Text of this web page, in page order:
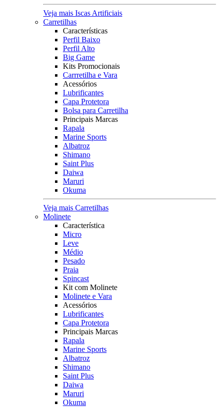
Veja mais Iscas Artificiais
Carretilhas
Características
Perfil Baixo
Perfil Alto
Big Game
Kits Promocionais
Carrretilha e Vara
Acessórios
Lubrificantes
Capa Protetora
Bolsa para Carretilha
Principais Marcas
Rapala
Marine Sports
Albatroz
Shimano
Saint Plus
Daiwa
Maruri
Okuma
Veja mais Carretilhas
Molinete
Característica
Micro
Leve
Médio
Pesado
Praia
Spincast
Kit com Molinete
Molinete e Vara
Acessórios
Lubrificantes
Capa Protetora
Principais Marcas
Rapala
Marine Sports
Albatroz
Shimano
Saint Plus
Daiwa
Maruri
Okuma